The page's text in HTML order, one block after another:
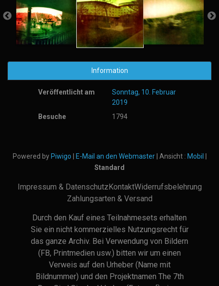
Information
Veröffentlicht am
Sonntag, 10. Februar
2019
Besuche
1794
Powered by Piwigo E-Mail an den Webmaster| Ansicht : Mobil
Standard
Impressum & Datenschutz KontaktWiderrufsbelehrung
Zahlungsarten & Versand
Durch den Kauf eines Teilnahmesets erhalten
Sie ein nicht kommerzielles Nutzungsrecht für
das ganze Archiv. Bei Verwendung von Bildern
(FB, Printmedien usw.) bitten wir um einen
Verweis auf den Urheber (Name mit
Bildnummer) und den Projektnamen The 7th